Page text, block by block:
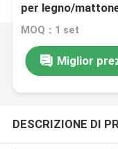
per legno/
MOQ：1 set
Miglior
DESCRIZIONE DI